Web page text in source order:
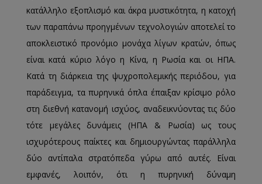
κατάλληλο εξοπλισμό και άκρα μυστικότητα, η κατοχή
των παραπάνω προηγμένων τεχνολογιών αποτελεί το
αποκλειστικό προνόμιο μονάχα λίγων κρατών, όπως
είναι κατά κύριο λόγο η Κίνα, η Ρωσία και οι ΗΠΑ.
Κατά τη διάρκεια της ψυχροπολεμικής περιόδου, για
παράδειγμα, τα πυρηνικά όπλα έπαιξαν κρίσιμο ρόλο
στη διεθνή κατανομή ισχύος, αναδεικνύοντας τις δύο
τότε μεγάλες δυνάμεις (ΗΠΑ & Ρωσία) ως τους
ισχυρότερους παίκτες και δημιουργώντας παράλληλα
δύο αντίπαλα στρατόπεδα γύρω από αυτές. Είναι
εμφανές, λοιπόν, ότι η πυρηνική δύναμη